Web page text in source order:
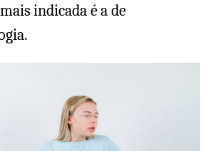
indicada é a de